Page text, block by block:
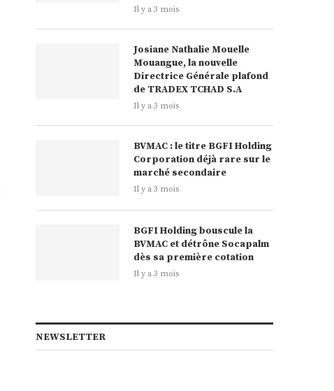
Il y a 3 mois
Josiane Nathalie Mouelle
Mouangue, la nouvelle
Directrice Générale plafond
de TRADEX TCHAD S.A
Il y a 3 mois
BVMAC : le titre BGFI Holding
Corporation déjà rare sur le
marché secondaire
Il y a 3 mois
BGFI Holding bouscule la
BVMAC et détrône Socapalm
dès sa première cotation
Il y a 3 mois
NEWSLETTER